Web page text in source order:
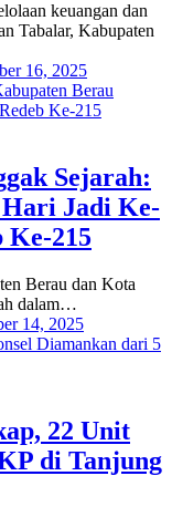
keuangan dan
Tabalar, Kabupaten
16, 2025
Sejarah:
Hari Jadi Ke-
Ke-215
Berau dan Kota
dalam…
14, 2025
22 Unit
di Tanjung